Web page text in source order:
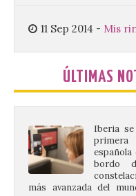
11 Sep 2014 - Mis
ÚLTIMAS
Starlink
Iberia
bordo
más avanzada del
por SpaceX. La
tecnología forma parte
de Iberia con la